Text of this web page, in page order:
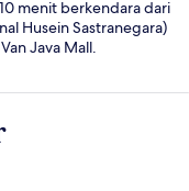
menit berkendara dari
Husein Sastranegara)
Java Mall.